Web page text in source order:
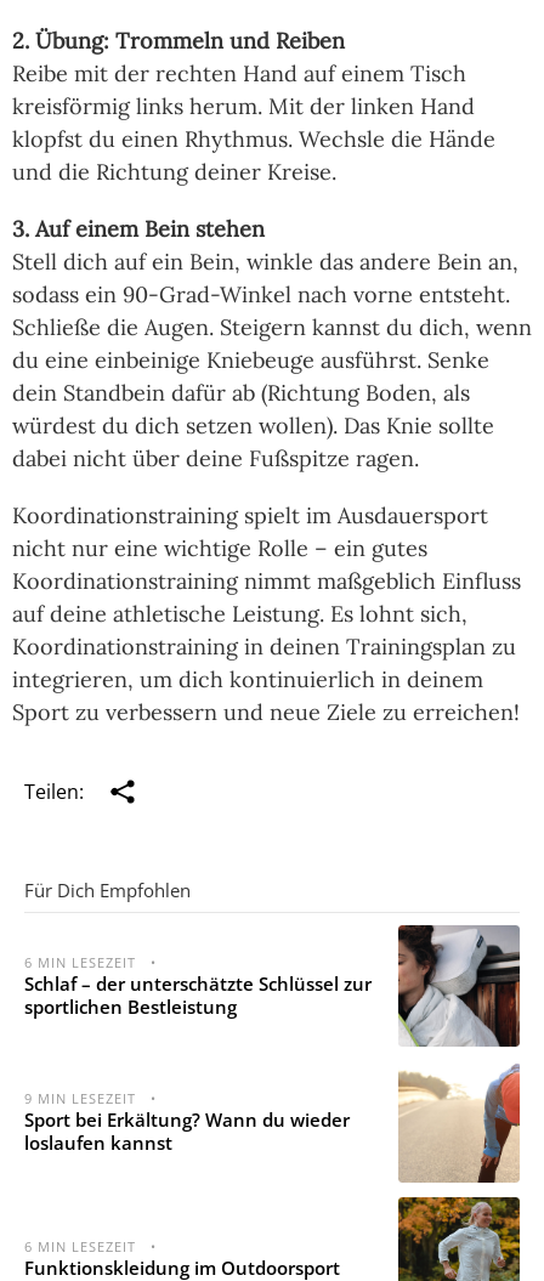
2. Übung: Trommeln und Reiben
Reibe mit der rechten Hand auf einem Tisch
kreisförmig links herum. Mit der linken Hand
klopfst du einen Rhythmus. Wechsle die Hände
und die Richtung deiner Kreise.
3. Auf einem Bein stehen
Stell dich auf ein Bein, winkle das andere Bein an,
sodass ein 90-Grad-Winkel nach vorne entsteht.
Schließe die Augen. Steigern kannst du dich, wenn
du eine einbeinige Kniebeuge ausführst. Senke
dein Standbein dafür ab (Richtung Boden, als
würdest du dich setzen wollen). Das Knie sollte
dabei nicht über deine Fußspitze ragen.
Koordinationstraining spielt im Ausdauersport
nicht nur eine wichtige Rolle – ein gutes
Koordinationstraining nimmt maßgeblich Einfluss
auf deine athletische Leistung. Es lohnt sich,
Koordinationstraining in deinen Trainingsplan zu
integrieren, um dich kontinuierlich in deinem
Sport zu verbessern und neue Ziele zu erreichen!
Teilen:
Für Dich Empfohlen
6 MIN LESEZEIT •
Schlaf – der unterschätzte Schlüssel zur
sportlichen Bestleistung
9 MIN LESEZEIT •
Sport bei Erkältung? Wann du wieder
loslaufen kannst
6 MIN LESEZEIT •
Funktionskleidung im Outdoorsport